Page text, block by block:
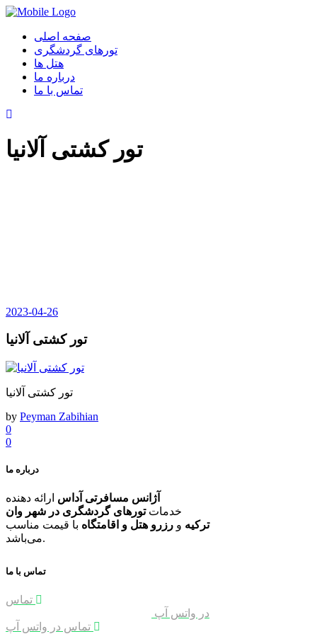
صفحه اصلی
تورهای گردشگری
هتل ها
درباره ما
تماس با ما
تور کشتی آلانیا
2023-04-26
تور کشتی آلانیا
تور کشتی آلانیا
by Peyman Zabihian
0
0
درباره ما
آژانس مسافرتی آداس ارائه دهنده
خدماتتورهای گردشگری در شهر وان
ترکیه و رزرو هتل و اقامتگاه با قیمت مناسب
می‌باشد.
تماس با ما
تماس
در واتس آپ
تماس در واتس آپ